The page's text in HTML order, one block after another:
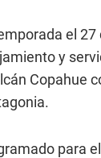
el
y
Copahue
para